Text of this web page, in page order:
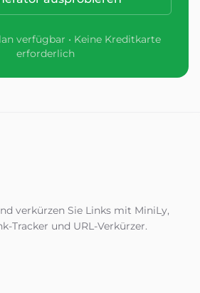
verfügbar • Keine Kreditkarte
erforderlich
verkürzen Sie Links mit MiniLy,
Tracker und URL-Verkürzer.